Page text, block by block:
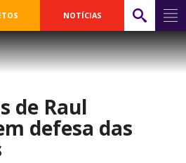
NOTÍCIAS
de Raul
defesa das